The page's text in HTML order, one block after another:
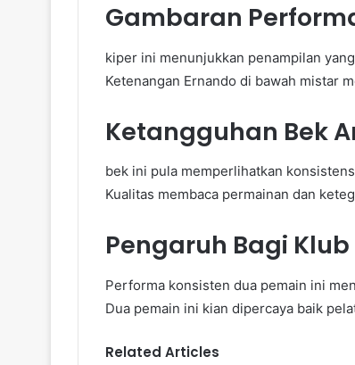
Gambaran
kiper ini menunjukkan penampilan
Ketenangan Ernando di bawah mistar
Ketangguhan Bek
bek ini pula memperlihatkan
Kualitas membaca permainan dan
Pengaruh Bagi
Performa konsisten dua pemain ini
Dua pemain ini kian dipercaya baik
Related Articles